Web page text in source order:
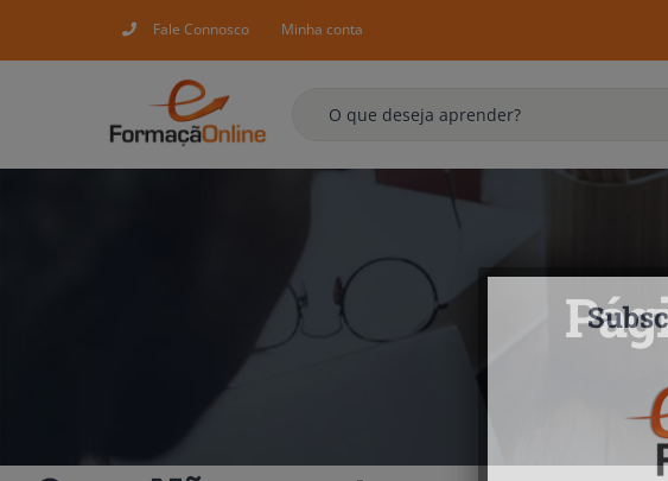
to
Fale Connosco Minha conta